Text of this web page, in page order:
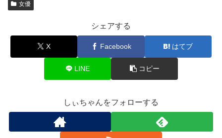
女優
シェアする
X Facebook はてブ
LINE コピー
しぃちゃんをフォローする